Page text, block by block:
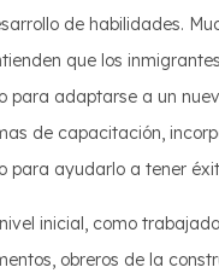
de habilidades.
que los
para adaptarse a un
de capacitación,
para ayudarlo a tener
inicial, como
obreros de la